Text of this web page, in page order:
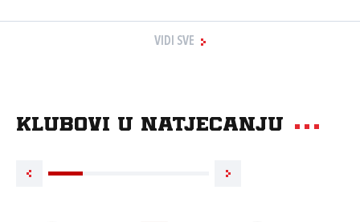
VIDI SVE
Klubovi u natjecanju